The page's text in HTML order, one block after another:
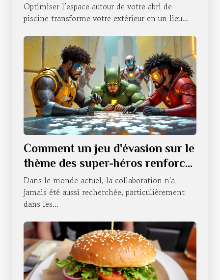
Optimiser l’espace autour de votre abri de
piscine transforme votre extérieur en un lieu...
Comment un jeu d'évasion sur le
thème des super-héros renforce
le travail d'équipe ?
Dans le monde actuel, la collaboration n'a
jamais été aussi recherchée, particulièrement
dans les...